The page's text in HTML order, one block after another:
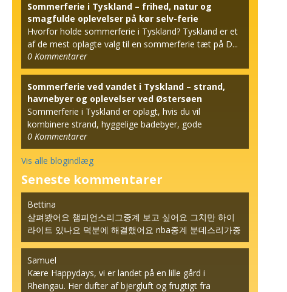
Sommerferie i Tyskland – frihed, natur og
smagfulde oplevelser på kør selv-ferie
Hvorfor holde sommerferie i Tyskland? Tyskland er et
af de mest oplagte valg til en sommerferie tæt på D...
0 Kommentarer
Sommerferie ved vandet i Tyskland – strand,
havnebyer og oplevelser ved Østersøen
Sommerferie i Tyskland er oplagt, hvis du vil
kombinere strand, hyggelige badebyer, gode
hotelophold og k...
0 Kommentarer
Vis alle blogindlæg
Seneste kommentarer
Bettina
살펴봤어요 챔피언스리그중계 보고 싶어요 그치만 하이
라이트 있나요 덕분에 해결했어요 nba중계 분데스리가중
계...
Samuel
Kære Happydays, vi er landet på en lille gård i
Rheingau. Her dufter af bjergluft og frugtigt fra